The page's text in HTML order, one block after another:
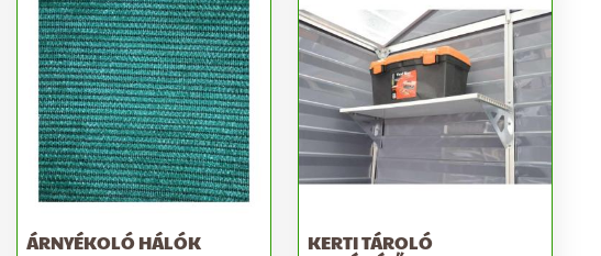
ÁRNYÉKOLÓ HÁLÓK
KERTI TÁROLÓ